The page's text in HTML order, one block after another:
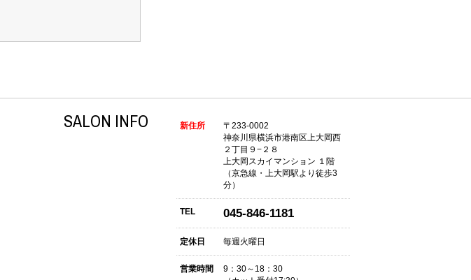
SALON INFO 新住所
〒233-0002
神奈川県横浜市港南区上大岡西
２丁目９−２８
上大岡スカイマンション １階
（京急線・上大岡駅より徒歩3
分）
TEL 045-846-1181
定休日 毎週火曜日
営業時間
9：30～18：30